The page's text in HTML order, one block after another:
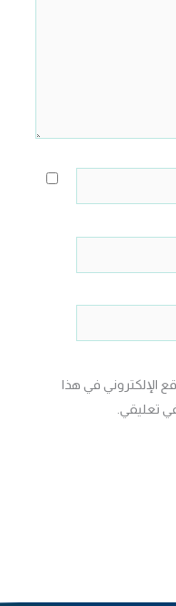
الإلكتروني في هذا
تعليقي.